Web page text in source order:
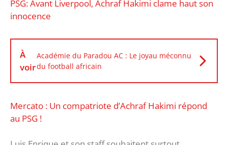
PSG: Avant Liverpool, Achraf Hakimi clame haut son
innocence
À
voir
Académie du Paradou AC : Le joyau méconnu
du football africain
Mercato : Un compatriote d’Achraf Hakimi répond
au PSG !